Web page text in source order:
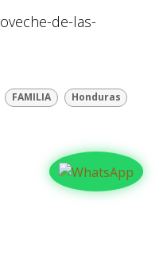
de-las-
FAMILIA Honduras